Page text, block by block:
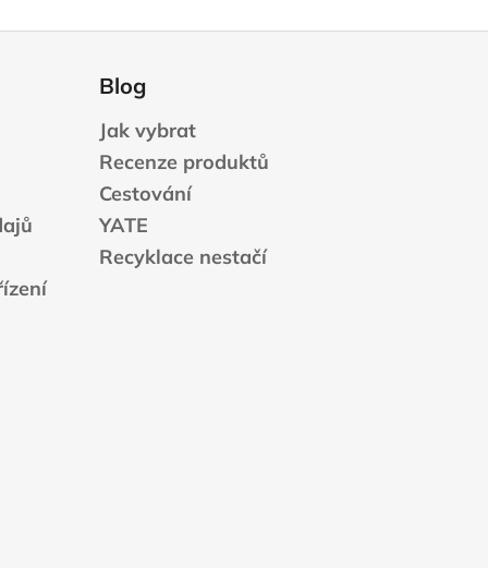
Blog
Jak vybrat
Recenze produktů
Cestování
YATE
Recyklace nestačí